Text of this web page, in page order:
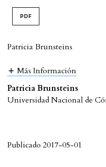
PDF
Patricia Brunsteins
Más Información
Patricia Brunsteins
Universidad Nacional de
Publicado 2017-05-01